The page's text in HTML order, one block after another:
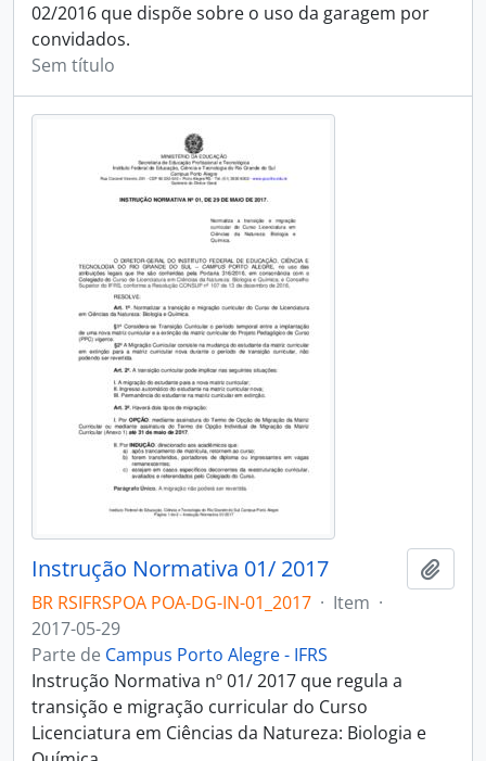
02/2016 que dispõe sobre o uso da garagem por
convidados.
Sem título
Instrução Normativa 01/ 2017
BR RSIFRSPOA POA-DG-IN-01_2017 · Item ·
2017-05-29
Parte de Campus Porto Alegre - IFRS
Instrução Normativa nº 01/ 2017 que regula a
transição e migração curricular do Curso
Licenciatura em Ciências da Natureza: Biologia e